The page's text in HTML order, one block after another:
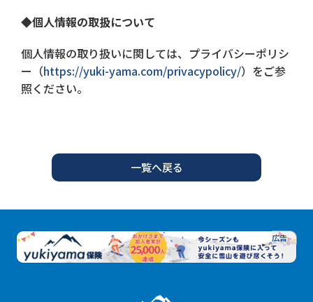
◆個人情報の取扱について
個人情報の取り扱いに関しては、プライバシーポリシ
ー（https://yuki-yama.com/privacypolicy/）をご参
照ください。
一覧へ戻る